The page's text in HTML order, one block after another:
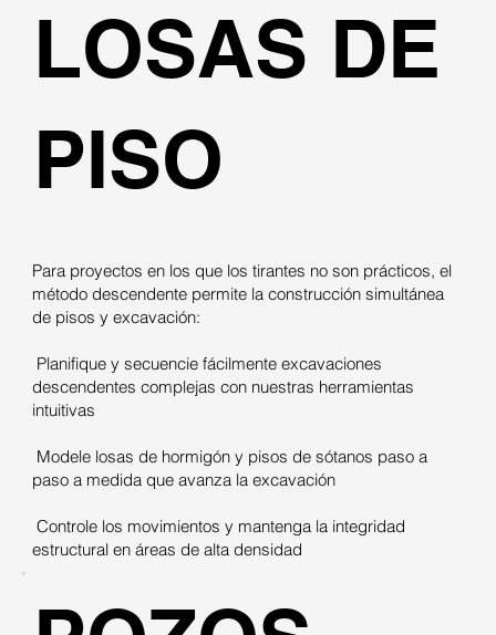
Para proyectos en los que los tirantes no son prácticos, el
método descendente permite la construcción simultánea
de pisos y excavación:
Planifique y secuencie fácilmente excavaciones
descendentes complejas con nuestras herramientas
intuitivas
Modele losas de hormigón y pisos de sótanos paso a
paso a medida que avanza la excavación
Controle los movimientos y mantenga la integridad
estructural en áreas de alta densidad
LOSAS DE
PISO